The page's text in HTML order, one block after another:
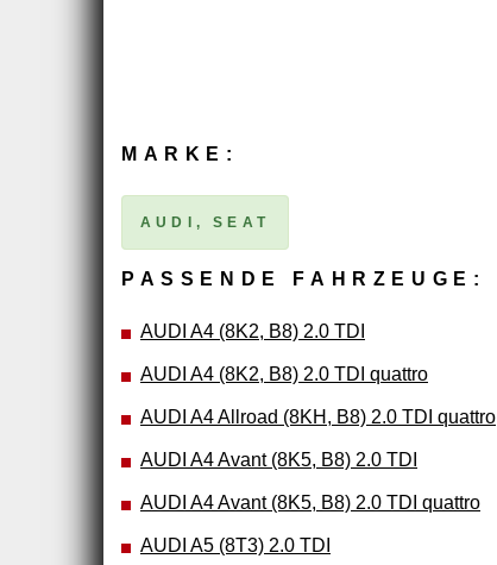
MARKE:
AUDI, SEAT
PASSENDE FAHRZEUGE:
AUDI A4 (8K2, B8) 2.0 TDI
AUDI A4 (8K2, B8) 2.0 TDI quattro
AUDI A4 Allroad (8KH, B8) 2.0 TDI quattro
AUDI A4 Avant (8K5, B8) 2.0 TDI
AUDI A4 Avant (8K5, B8) 2.0 TDI quattro
AUDI A5 (8T3) 2.0 TDI